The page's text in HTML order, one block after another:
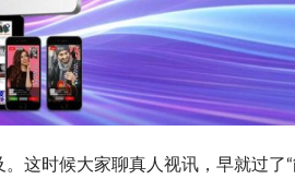
这时候大家聊真人视讯，早就过了